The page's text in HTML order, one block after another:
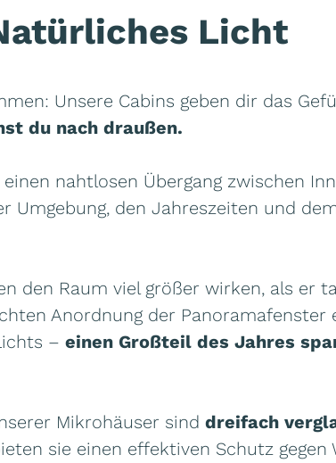
Licht
Unsere Cabins geben dir das
du nach draußen.
nahtlosen Übergang zwischen
Umgebung, den Jahreszeiten und
den Raum viel größer wirken, als er
Anordnung der Panoramafenster
– einen Großteil des Jahres
Mikrohäuser sind dreifach
sie einen effektiven Schutz gegen